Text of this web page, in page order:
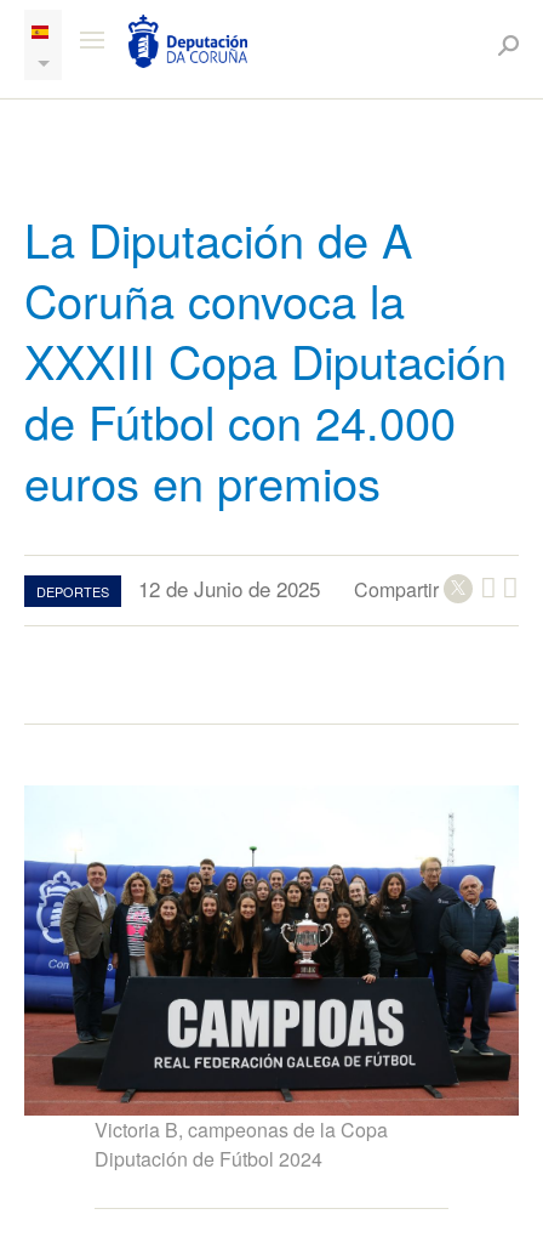
La Diputación de A
Coruña convoca la
XXXIII Copa Diputación
de Fútbol con 24.000
euros en premios
DEPORTES 12 de Junio de 2025 Compartir
Victoria B, campeonas de la Copa
Diputación de Fútbol 2024